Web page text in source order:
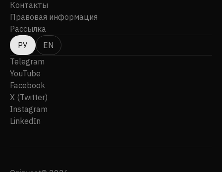
Контакты
Правовая информация
Рассылка
РУ
EN
Telegram
YouTube
Facebook
X (Twitter)
Instagram
LinkedIn